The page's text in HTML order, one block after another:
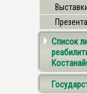
Список